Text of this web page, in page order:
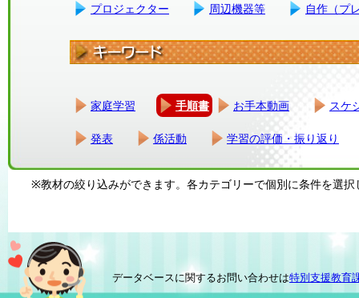
プロジェクター 周辺機器等 自作（プ
家庭学習 手順書 お手本動画 スケ
発表 係活動 学習の評価・振り返り
※教材の絞り込みができます。各カテゴリーで個別に条件を選択
データベースに関するお問い合わせは特別支援教育